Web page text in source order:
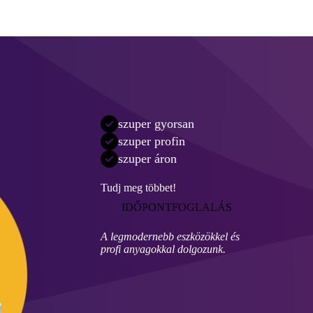
szuper gyorsan
szuper profin
szuper áron
Tudj meg többet!
IDŐPONTFOGLALÁS
A legmodernebb eszközökkel és
profi anyagokkal dolgozunk.